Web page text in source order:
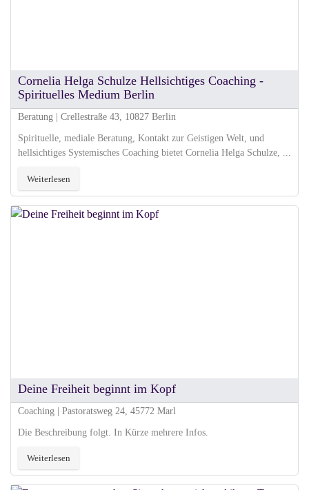
Cornelia Helga Schulze Hellsichtiges Coaching -
Spirituelles Medium Berlin
Beratung | Crellestraße 43, 10827 Berlin
Spirituelle, mediale Beratung, Kontakt zur Geistigen Welt, und
hellsichtiges Systemisches Coaching bietet Cornelia Helga Schulze, ...
Weiterlesen
Deine Freiheit beginnt im Kopf
Coaching | Pastoratsweg 24, 45772 Marl
Die Beschreibung folgt. In Kürze mehrere Infos.
Weiterlesen